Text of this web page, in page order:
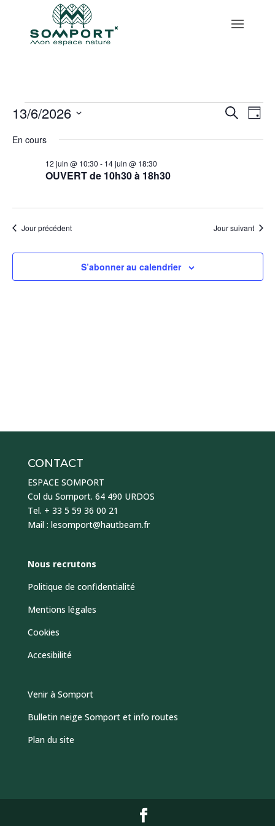
Skip to content
Évènements
13
2026
Recherche
de
Jour
13/6/2026
une
En cours
OUVERT de 10h30 à 18h30
12 juin @ 10:30 - 14 juin @ 18:30
Jour précédent Jour suivant
S’abonner au calendrier
CONTACT
ESPACE SOMPORT
Col du Somport. 64 490 URDOS
Tel. + 33 5 59 36 00 21
Mail : lesomport@hautbearn.fr
Nous recrutons
Politique de confidentialité
Mentions légales
Cookies
Accesibilité
Venir à Somport
Bulletin neige Somport et info routes
Plan du site